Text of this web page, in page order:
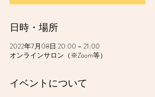
日時・場所
2022年7月08日 20:00 – 21:00
オンラインサロン（※Zoom等）
イベントについて